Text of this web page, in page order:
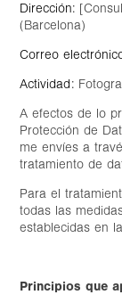
Dirección:
(Barcelona)
Correo
Actividad: Fo
A efectos de lo
Protección de
me envíes a
tratamiento de
Para el
todas las
establecidas en
Principios que